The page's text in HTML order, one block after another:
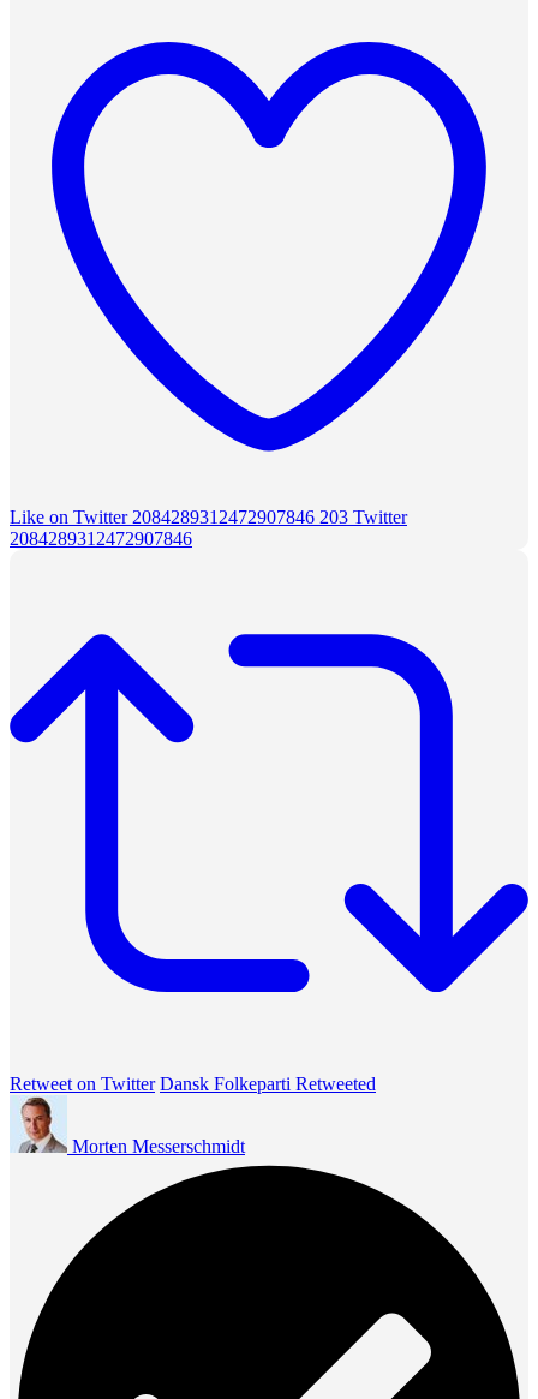
Like on Twitter 2084289312472907846 203 Twitter
2084289312472907846
Retweet on Twitter Dansk Folkeparti Retweeted
Morten Messerschmidt